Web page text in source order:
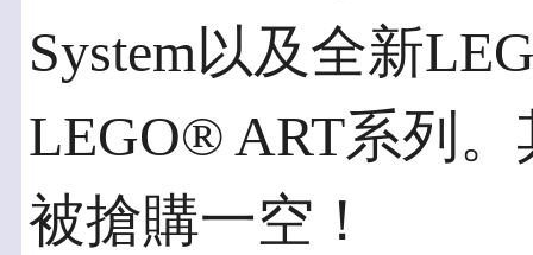
System以及全新
LEGO®️ ART系列
被搶購一空！